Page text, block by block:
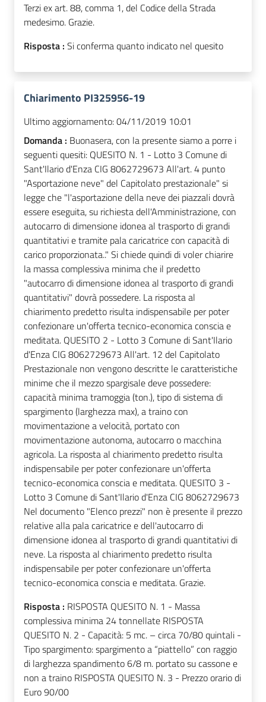
Terzi ex art. 88, comma 1, del Codice della Strada
medesimo. Grazie.
Risposta : Si conferma quanto indicato nel quesito
Chiarimento PI325956-19
Ultimo aggiornamento:04/11/2019 10:01
Domanda : Buonasera, con la presente siamo a porre i
seguenti quesiti: QUESITO N. 1 - Lotto 3 Comune di
Sant'Ilario d'Enza CIG 8062729673 All'art. 4 punto
"Asportazione neve" del Capitolato prestazionale" si
legge che "l'asportazione della neve dei piazzali dovrà
essere eseguita, su richiesta dell'Amministrazione, con
autocarro di dimensione idonea al trasporto di grandi
quantitativi e tramite pala caricatrice con capacità di
carico proporzionata.." Si chiede quindi di voler chiarire
la massa complessiva minima che il predetto
"autocarro di dimensione idonea al trasporto di grandi
quantitativi" dovrà possedere. La risposta al
chiarimento predetto risulta indispensabile per poter
confezionare un'offerta tecnico-economica conscia e
meditata. QUESITO 2 - Lotto 3 Comune di Sant'Ilario
d'Enza CIG 8062729673 All'art. 12 del Capitolato
Prestazionale non vengono descritte le caratteristiche
minime che il mezzo spargisale deve possedere:
capacità minima tramoggia (ton.), tipo di sistema di
spargimento (larghezza max), a traino con
movimentazione a velocità, portato con
movimentazione autonoma, autocarro o macchina
agricola. La risposta al chiarimento predetto risulta
indispensabile per poter confezionare un'offerta
tecnico-economica conscia e meditata. QUESITO 3 -
Lotto 3 Comune di Sant'Ilario d'Enza CIG 8062729673
Nel documento "Elenco prezzi" non è presente il prezzo
relative alla pala caricatrice e dell'autocarro di
dimensione idonea al trasporto di grandi quantitativi di
neve. La risposta al chiarimento predetto risulta
indispensabile per poter confezionare un'offerta
tecnico-economica conscia e meditata. Grazie.
Risposta : RISPOSTA QUESITO N. 1 - Massa
complessiva minima 24 tonnellate RISPOSTA
QUESITO N. 2 - Capacità: 5 mc. – circa 70/80 quintali -
Tipo spargimento: spargimento a “piattello” con raggio
di larghezza spandimento 6/8 m. portato su cassone e
non a traino RISPOSTA QUESITO N. 3 - Prezzo orario di
Euro 90/00